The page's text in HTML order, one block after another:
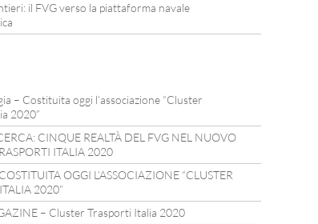
il FVG verso la piattaforma navale
– Costituita oggi l’associazione “Cluster
2020”
CINQUE REALTÀ DEL FVG NEL NUOVO
ITALIA 2020
OGGI L’ASSOCIAZIONE “CLUSTER
2020”
– Cluster Trasporti Italia 2020